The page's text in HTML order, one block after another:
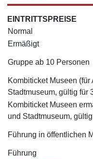
EINTRITTSPREISE
Normal
Ermäßigt
Gruppe ab 10 Personen
Kombiticket Museen (für
Stadtmuseum, gültig für
Kombiticket Museen
und Stadtmuseum,
Führung in öffentlichen
Führung